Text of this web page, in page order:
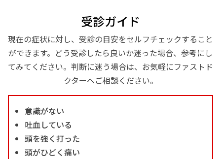
受診ガイド
現在の症状に対し、受診の目安をセルフチェックすること
ができます。どう受診したら良いか迷った場合、参考にし
てみてください。判断に迷う場合は、お気軽にファストド
クターへご相談ください。
意識がない
吐血している
頭を強く打った
頭がひどく痛い